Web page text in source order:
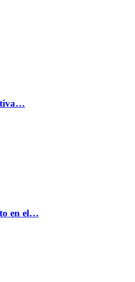
en el…